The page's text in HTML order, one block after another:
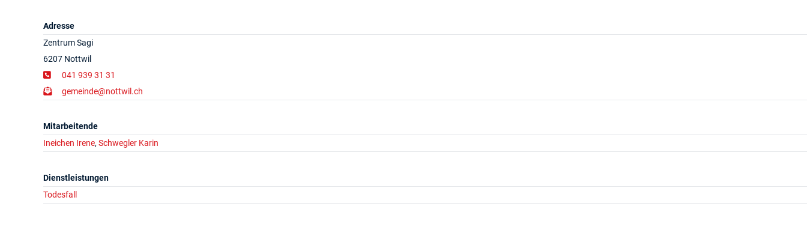
Adresse
Zentrum Sagi
6207 Nottwil
041 939 31 31
gemeinde@nottwil.ch
Mitarbeitende
Ineichen Irene,Schwegler Karin
Dienstleistungen
Todesfall